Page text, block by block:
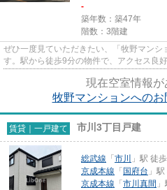
-
築年数：築47年
階数：3階建
ぜひ一度見ていただきたい、「牧野マン
す。駅から徒歩9分の物件で、アクセス良
現在空室情報が
牧野マンションへの
賃貸｜一戸建て 市川3丁目戸建
総武線 「 市川
」駅 徒
京成本線 「 国府台 」
京成本線 「 市川真間